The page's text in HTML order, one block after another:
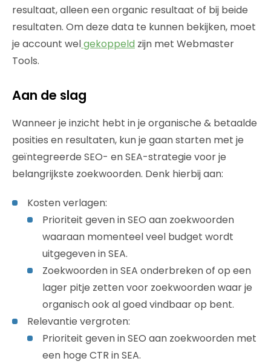
resultaat, alleen een organic resultaat of bij beide
resultaten. Om deze data te kunnen bekijken, moet
je account welgekoppeld zijn met Webmaster
Tools.
Aan de slag
Wanneer je inzicht hebt in je organische & betaalde
posities en resultaten, kun je gaan starten met je
geïntegreerde SEO- en SEA-strategie voor je
belangrijkste zoekwoorden. Denk hierbij aan:
Kosten verlagen:
Prioriteit geven in SEO aan zoekwoorden
waaraan momenteel veel budget wordt
uitgegeven in SEA.
Zoekwoorden in SEA onderbreken of op een
lager pitje zetten voor zoekwoorden waar je
organisch ook al goed vindbaar op bent.
Relevantie vergroten:
Prioriteit geven in SEO aan zoekwoorden met
een hoge CTR in SEA.